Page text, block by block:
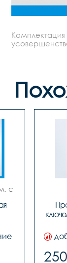
Комплектация
с